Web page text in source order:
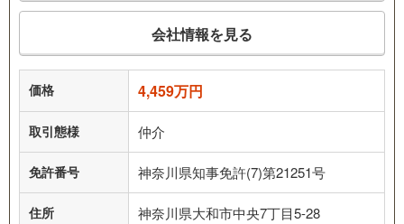
会社情報を見る
価格 4,459万円
取引態様 仲介
免許番号 神奈川県知事免許(7)第21251号
住所 神奈川県大和市中央7丁目5-28